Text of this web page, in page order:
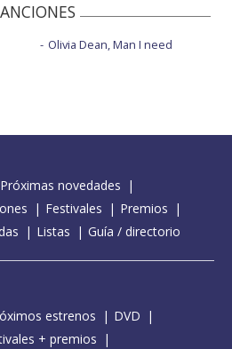
Olivia Dean, Man I need
Próximas novedades
Festivales
Premios
Listas Guía / directorio
estrenos
DVD
+ premios